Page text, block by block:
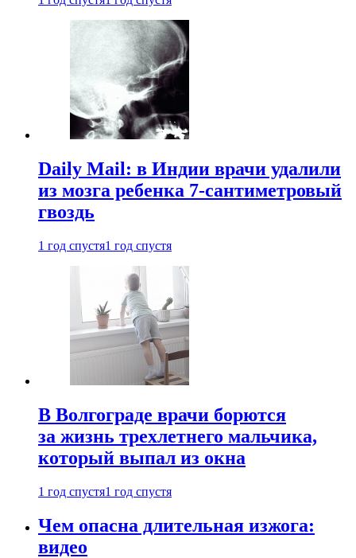
Daily Mail: в Индии врачи удалили
из мозга ребенка 7-сантиметровый
гвоздь
1 год спустя1 год спустя
В Волгограде врачи борются
за жизнь трехлетнего мальчика,
который выпал из окна
1 год спустя1 год спустя
Чем опасна длительная изжога:
видео